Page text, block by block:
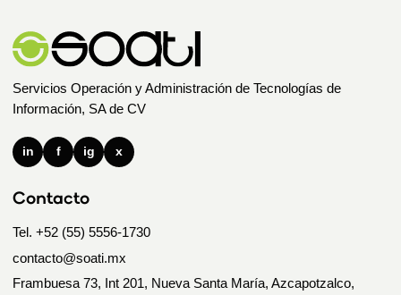
Servicios Operación y Administración de Tecnologías de
Información, SA de CV
in f ig x
Contacto
Tel. +52 (55) 5556-1730
contacto@soati.mx
Frambuesa 73, Int 201, Nueva Santa María, Azcapotzalco,